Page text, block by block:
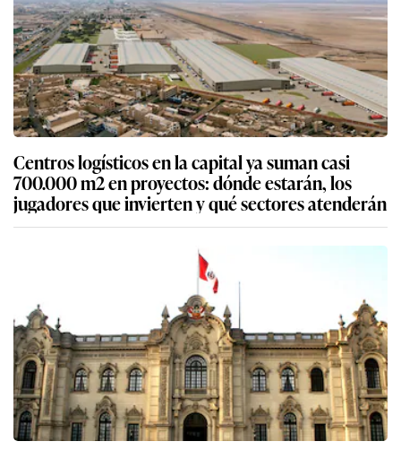
Centros logísticos en la capital ya suman casi
700.000 m2 en proyectos: dónde estarán, los
jugadores que invierten y qué sectores atenderán